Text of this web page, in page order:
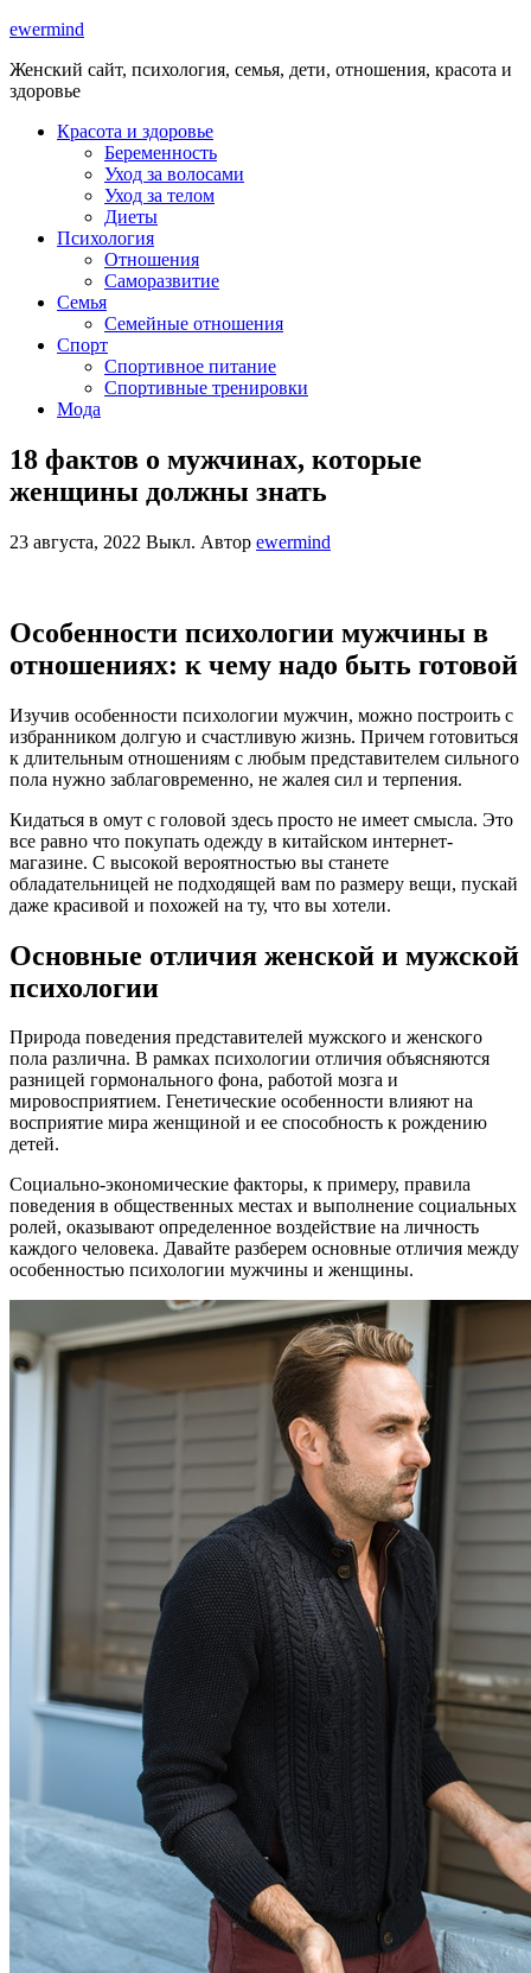
ewermind
Женский сайт, психология, семья, дети, отношения, красота и
здоровье
Красота и здоровье
Беременность
Уход за волосами
Уход за телом
Диеты
Психология
Отношения
Саморазвитие
Семья
Семейные отношения
Спорт
Спортивное питание
Спортивные тренировки
Мода
18 фактов о мужчинах, которые
женщины должны знать
23 августа, 2022 Выкл. Автор ewermind
Особенности психологии мужчины в
отношениях: к чему надо быть готовой
Изучив особенности психологии мужчин, можно построить с
избранником долгую и счастливую жизнь. Причем готовиться
к длительным отношениям с любым представителем сильного
пола нужно заблаговременно, не жалея сил и терпения.
Кидаться в омут с головой здесь просто не имеет смысла. Это
все равно что покупать одежду в китайском интернет-
магазине. С высокой вероятностью вы станете
обладательницей не подходящей вам по размеру вещи, пускай
даже красивой и похожей на ту, что вы хотели.
Основные отличия женской и мужской
психологии
Природа поведения представителей мужского и женского
пола различна. В рамках психологии отличия объясняются
разницей гормонального фона, работой мозга и
мировосприятием. Генетические особенности влияют на
восприятие мира женщиной и ее способность к рождению
детей.
Социально-экономические факторы, к примеру, правила
поведения в общественных местах и выполнение социальных
ролей, оказывают определенное воздействие на личность
каждого человека. Давайте разберем основные отличия между
особенностью психологии мужчины и женщины.